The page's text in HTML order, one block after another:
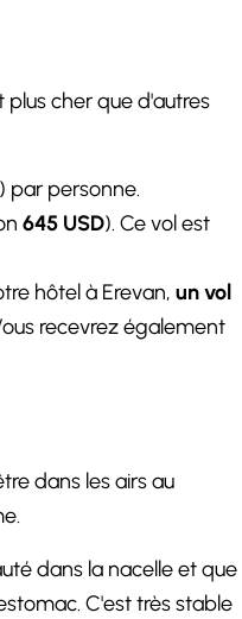
plus cher que d'autres
) par personne.
645 USD). Ce vol est
hôtel à Erevan, un vol
recevrez également
dans les airs au
dans la nacelle et que
C'est très stable